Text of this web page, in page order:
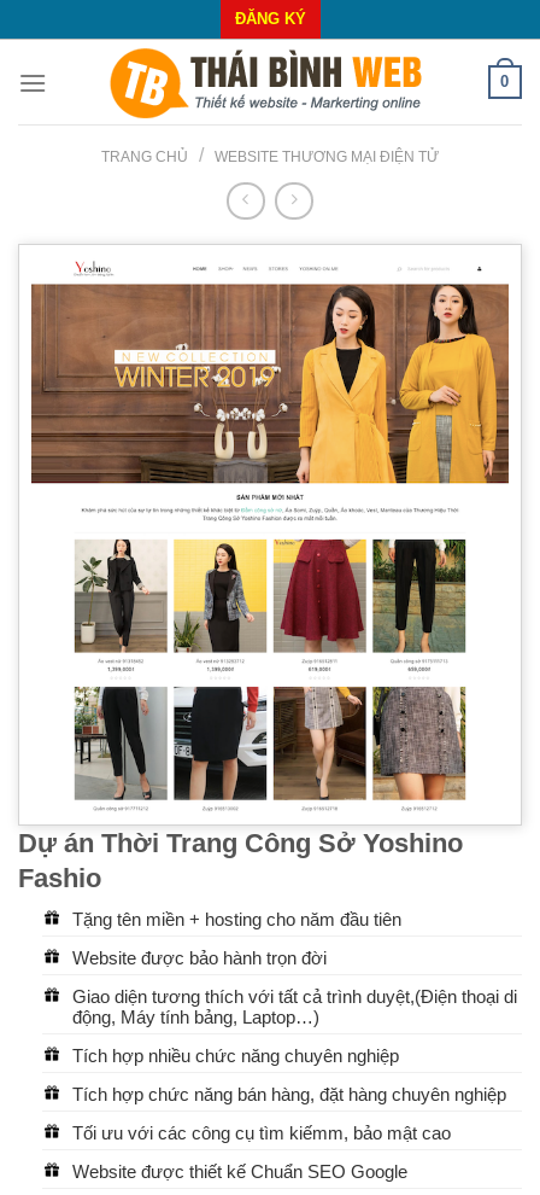
to
content
ĐĂNG KÝ
0
TRANG CHỦ / WEBSITE THƯƠNG MẠI ĐIỆN TỬ
Dự án Thời Trang Công Sở Yoshino
Fashio
Tặng tên miền + hosting cho năm đầu tiên
Website được bảo hành trọn đời
Giao diện tương thích với tất cả trình duyệt,(Điện thoại di
động, Máy tính bảng, Laptop…)
Tích hợp nhiều chức năng chuyên nghiệp
Tích hợp chức năng bán hàng, đặt hàng chuyên nghiệp
Tối ưu với các công cụ tìm kiếmm, bảo mật cao
Website được thiết kế Chuẩn SEO Google